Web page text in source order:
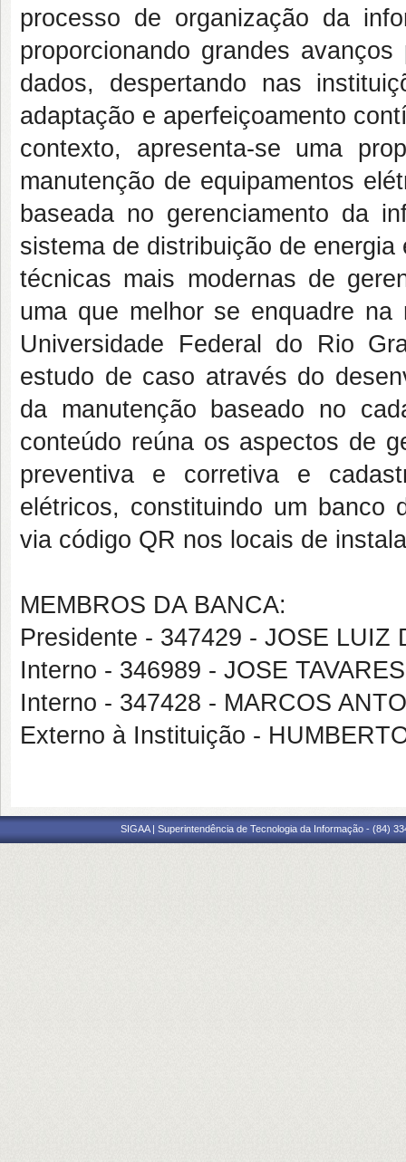
processo de organização da
proporcionando grandes
dados, despertando nas
adaptação e aperfeiçoamento
contexto, apresenta-se uma
manutenção de equipamentos
baseada no gerenciamento da
sistema de distribuição de
técnicas mais modernas de
uma que melhor se enquadre
Universidade Federal do Rio
estudo de caso através do
da manutenção baseado no
conteúdo reúna os aspectos de
preventiva e corretiva e
elétricos, constituindo um banco
via código QR nos locais de
MEMBROS DA BANCA:
Presidente - 347429 - JOSE LUIZ
Interno - 346989 - JOSE
Interno - 347428 - MARCOS
Externo à Instituição -
SIGAA | Superintendência de Tecnologia da Informação - (84)